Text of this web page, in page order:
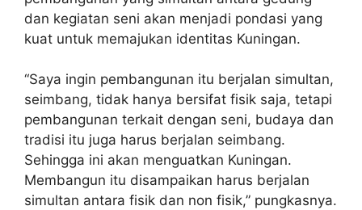
dan kegiatan seni akan menjadi pondasi yang
kuat untuk memajukan identitas Kuningan.
“Saya ingin pembangunan itu berjalan simultan,
seimbang, tidak hanya bersifat fisik saja, tetapi
pembangunan terkait dengan seni, budaya dan
tradisi itu juga harus berjalan seimbang.
Sehingga ini akan menguatkan Kuningan.
Membangun itu disampaikan harus berjalan
simultan antara fisik dan non fisik,” pungkasnya.